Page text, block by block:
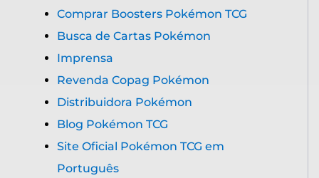
Comprar Boosters Pokémon TCG
Busca de Cartas Pokémon
Imprensa
Revenda Copag Pokémon
Distribuidora Pokémon
Blog Pokémon TCG
Site Oficial Pokémon TCG em
Português